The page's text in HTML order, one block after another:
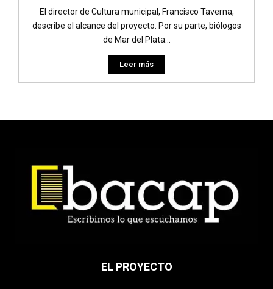
El director de Cultura municipal, Francisco Taverna,
describe el alcance del proyecto. Por su parte, biólogos
de Mar del Plata...
Leer más
EL PROYECTO